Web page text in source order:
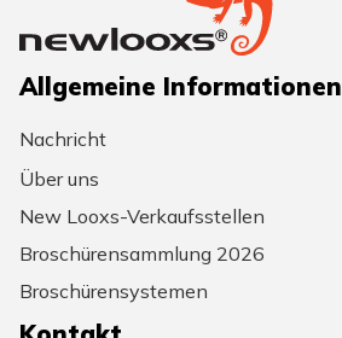
Allgemeine Informationen
Nachricht
Über uns
New Looxs-Verkaufsstellen
Broschürensammlung 2026
Broschürensystemen